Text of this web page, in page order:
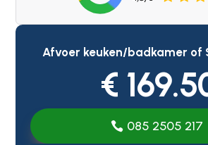
Afvoer keuken/badkamer of
€
085 2505 217